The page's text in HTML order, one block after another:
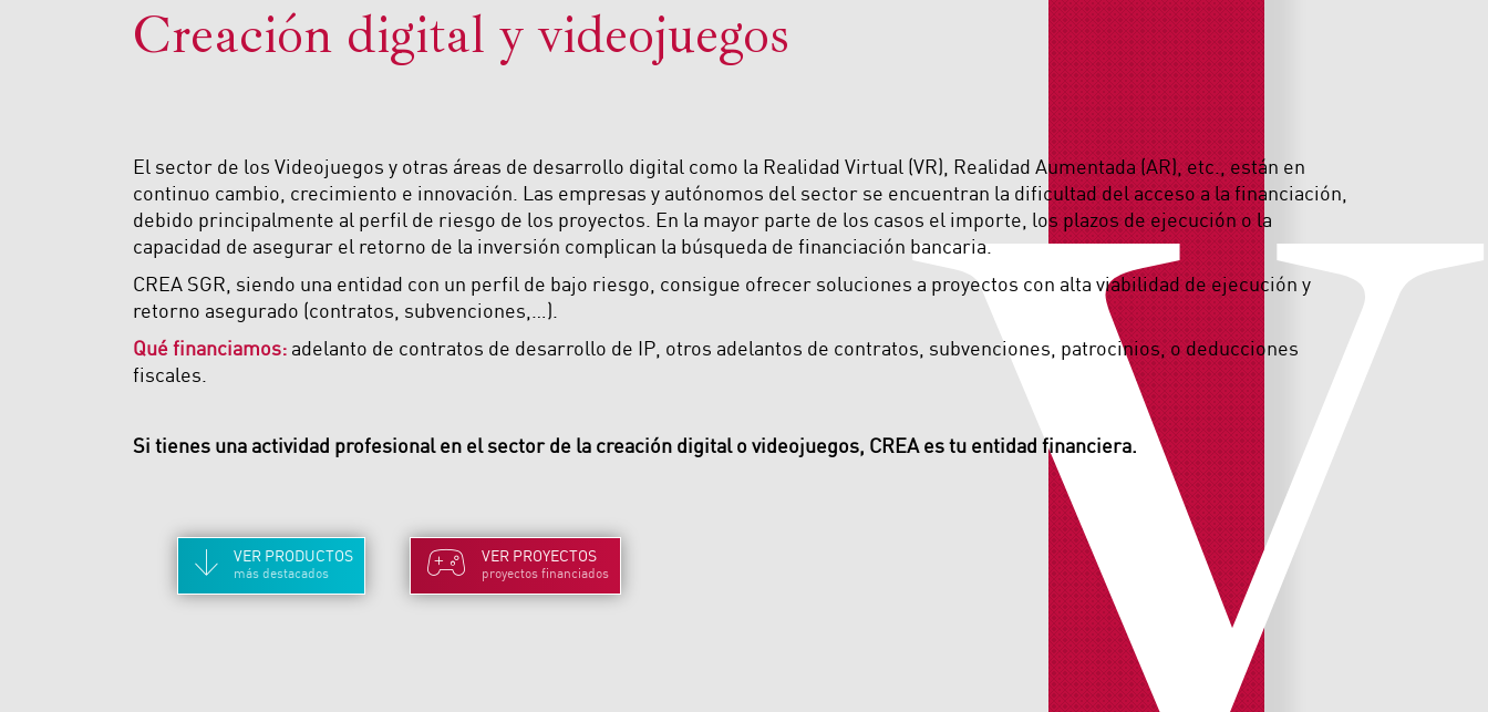
Creación digital y videojuegos
El sector de los Videojuegos y otras áreas de desarrollo digital como la Realidad Virtual (VR), Realidad Aumentada (AR), etc., están en
continuo cambio, crecimiento e innovación. Las empresas y autónomos del sector se encuentran la dificultad del acceso a la financiación,
debido principalmente al perfil de riesgo de los proyectos. En la mayor parte de los casos el importe, los plazos de ejecución o la
capacidad de asegurar el retorno de la inversión complican la búsqueda de financiación bancaria.
CREA SGR, siendo una entidad con un perfil de bajo riesgo, consigue ofrecer soluciones a proyectos con alta viabilidad de ejecución y
retorno asegurado (contratos, subvenciones,…).
Qué financiamos: adelanto de contratos de desarrollo de IP, otros adelantos de contratos, subvenciones, patrocinios, o deducciones
fiscales.
Si tienes una actividad profesional en el sector de la creación digital o videojuegos, CREA es tu entidad financiera.
VER PRODUCTOS
más destacados
VER PROYECTOS
proyectos financiados V